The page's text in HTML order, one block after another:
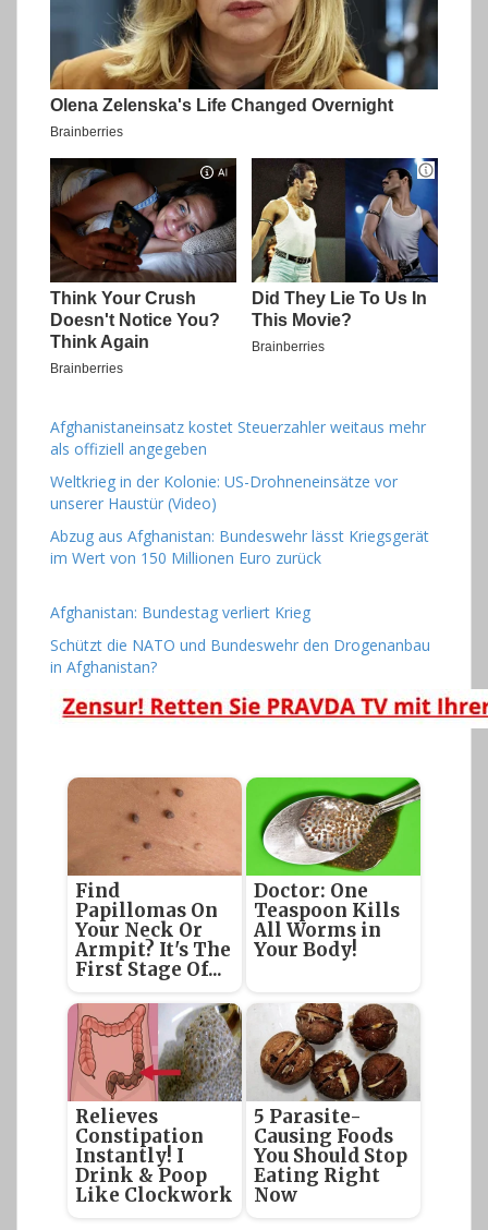
Afghanistaneinsatz kostet Steuerzahler weitaus mehr
als offiziell angegeben
Weltkrieg in der Kolonie: US-Drohneneinsätze vor
unserer Haustür (Video)
Abzug aus Afghanistan: Bundeswehr lässt Kriegsgerät
im Wert von 150 Millionen Euro zurück
Afghanistan: Bundestag verliert Krieg
Schützt die NATO und Bundeswehr den Drogenanbau
in Afghanistan?
Find
Papillomas On
Your Neck Or
Armpit? It's The
First Stage Of...
Doctor: One
Teaspoon Kills
All Worms in
Your Body!
Relieves
Constipation
Instantly! I
Drink & Poop
Like Clockwork
5 Parasite-
Causing Foods
You Should Stop
Eating Right
Now